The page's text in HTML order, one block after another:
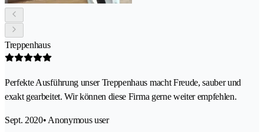
Treppenhaus
Perfekte Ausführung unser Treppenhaus macht Freude, sauber und
exakt gearbeitet. Wir können diese Firma gerne weiter empfehlen.
Sept. 2020• Anonymous user